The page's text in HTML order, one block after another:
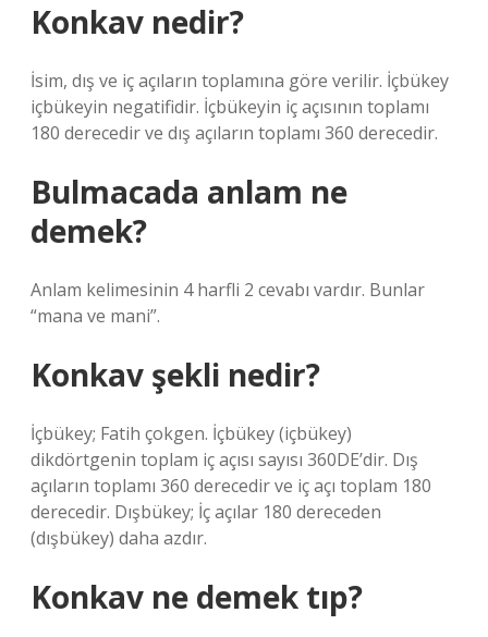
Konkav nedir?
İsim, dış ve iç açıların toplamına göre verilir. İçbükey
içbükeyin negatifidir. İçbükeyin iç açısının toplamı
180 derecedir ve dış açıların toplamı 360 derecedir.
Bulmacada anlam ne
demek?
Anlam kelimesinin 4 harfli 2 cevabı vardır. Bunlar
“mana ve mani”.
Konkav şekli nedir?
İçbükey; Fatih çokgen. İçbükey (içbükey)
dikdörtgenin toplam iç açısı sayısı 360DE’dir. Dış
açıların toplamı 360 derecedir ve iç açı toplam 180
derecedir. Dışbükey; İç açılar 180 dereceden
(dışbükey) daha azdır.
Konkav ne demek tıp?